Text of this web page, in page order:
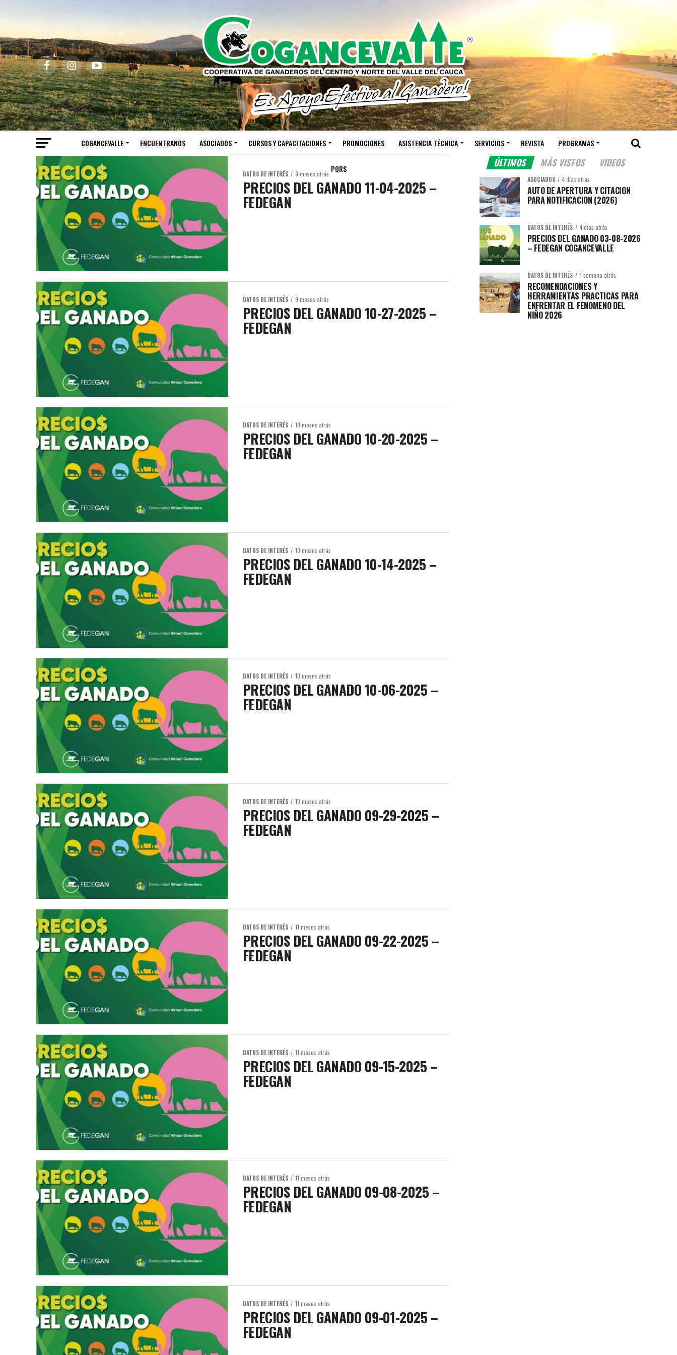
COGANCEVALLE ENCUENTRANOS ASOCIADOS CURSOS Y CAPACITACIONES PROMOCIONES ASISTENCIA TÉCNICA SERVICIOS REVISTA PROGRAMAS
PQRS
DATOS DE INTERÉS 9 meses atrás
PRECIOS DEL GANADO 11-04-2025 –
FEDEGAN
DATOS DE INTERÉS 9 meses atrás
PRECIOS DEL GANADO 10-27-2025 –
FEDEGAN
DATOS DE INTERÉS 10 meses atrás
PRECIOS DEL GANADO 10-20-2025 –
FEDEGAN
DATOS DE INTERÉS 10 meses atrás
PRECIOS DEL GANADO 10-14-2025 –
FEDEGAN
DATOS DE INTERÉS 10 meses atrás
PRECIOS DEL GANADO 10-06-2025 –
FEDEGAN
DATOS DE INTERÉS 10 meses atrás
PRECIOS DEL GANADO 09-29-2025 –
FEDEGAN
DATOS DE INTERÉS 11 meses atrás
PRECIOS DEL GANADO 09-22-2025 –
FEDEGAN
DATOS DE INTERÉS 11 meses atrás
PRECIOS DEL GANADO 09-15-2025 –
FEDEGAN
DATOS DE INTERÉS 11 meses atrás
PRECIOS DEL GANADO 09-08-2025 –
FEDEGAN
DATOS DE INTERÉS 11 meses atrás
PRECIOS DEL GANADO 09-01-2025 –
FEDEGAN
ÚLTIMOS MÁS VISTOS VIDEOS
ASOCIADOS 4 días atrás
AUTO DE APERTURA Y CITACION
PARA NOTIFICACION (2026)
DATOS DE INTERÉS 4 días atrás
PRECIOS DEL GANADO 03-08-2026
– FEDEGAN COGANCEVALLE
DATOS DE INTERÉS 1 semana atrás
RECOMENDACIONES Y
HERRAMIENTAS PRACTICAS PARA
ENFRENTAR EL FENOMENO DEL
NIÑO 2026